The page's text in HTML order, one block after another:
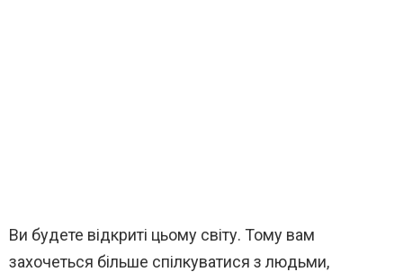
Ви будете відкриті цьому світу. Тому вам
захочеться більше спілкуватися з людьми,